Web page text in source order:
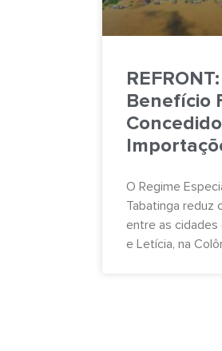
Benefício
O Regime
Tabatinga reduz
entre as cidades
e Letícia, na